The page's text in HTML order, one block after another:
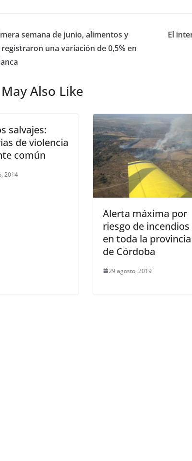
semana de junio, alimentos y
una variación de 0,5% en
El
Also Like
salvajes:
de violencia
común
2014
Alerta máxima por
riesgo de incendios
en toda la provincia
de Córdoba
29 agosto, 2019